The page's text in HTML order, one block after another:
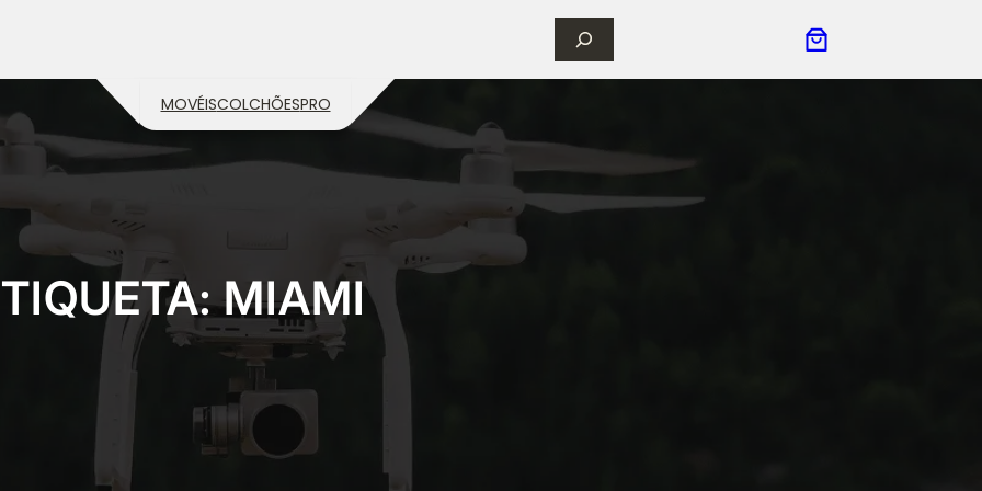
MOVÉISCOLCHÕESPRO
MIAMI